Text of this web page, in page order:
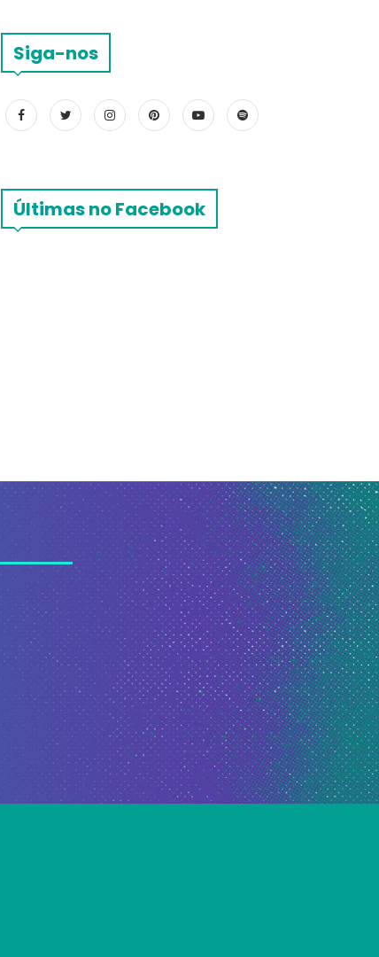
Siga-nos
Últimas no Facebook